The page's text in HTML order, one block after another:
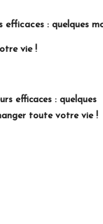
efficaces : quelques
vie !